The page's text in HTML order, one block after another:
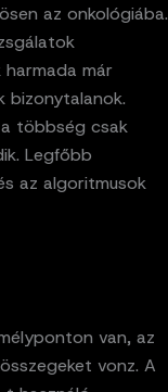
az onkológiába.
már
bizonytalanok.
többség csak
Legfőbb
az algoritmusok
van, az
vonz. A